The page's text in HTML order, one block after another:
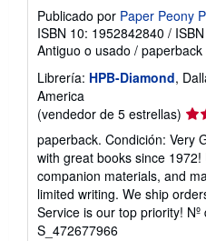
Publicado por Paper Peony
ISBN 10: 1952842840 /
Antiguo o usado / paperback
Librería: HPB-Diamond,
America
(vendedor de 5 estrellas)
del
5
de
5
paperback. Condición: Very
with great books since
companion materials, and
limited writing. We ship
Service is our top priority!
S_472677966